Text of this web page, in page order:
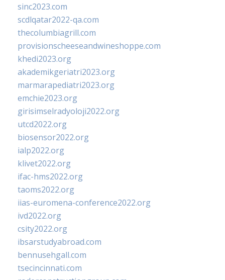
sinc2023.com
scdlqatar2022-qa.com
thecolumbiagrill.com
provisionscheeseandwineshoppe.com
khedi2023.org
akademikgeriatri2023.org
marmarapediatri2023.org
emchie2023.org
girisimselradyoloji2022.org
utcd2022.org
biosensor2022.org
ialp2022.org
klivet2022.org
ifac-hms2022.org
taoms2022.org
iias-euromena-conference2022.org
ivd2022.org
csity2022.org
ibsarstudyabroad.com
bennusehgall.com
tsecincinnati.com